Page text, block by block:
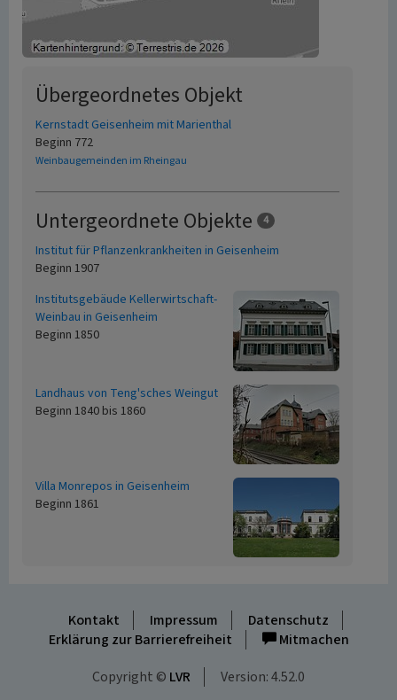
Übergeordnetes Objekt
Kernstadt Geisenheim mit Marienthal
Beginn 772
Weinbaugemeinden im Rheingau
Untergeordnete Objekte 4
Institut für Pflanzenkrankheiten in Geisenheim
Beginn 1907
Institutsgebäude Kellerwirtschaft-
Weinbau in Geisenheim
Beginn 1850
Landhaus von Teng'sches Weingut
Beginn 1840 bis 1860
Villa Monrepos in Geisenheim
Beginn 1861
Kontakt Impressum
Datenschutz
Erklärung zur Barrierefreiheit
Mitmachen
Copyright © LVR Version: 4.52.0